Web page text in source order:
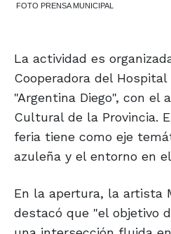
FOTO PRENSA MUNICIPAL
La actividad es
Cooperadora del
"Argentina Diego", con el
Cultural de la Provincia.
feria tiene como eje
azuleña y el entorno en
En la apertura, la artista
destacó que "el objetivo